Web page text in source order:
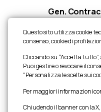
Gen.
Capienza:
dimensioni 180
Questo sito utilizza cookie
consenso, cookie di
Cliccando su “Accetta
Puoi gestire o revocare il
“Personalizza le scelte sui
Per maggiori informazioni
Chiudendo il banner con la